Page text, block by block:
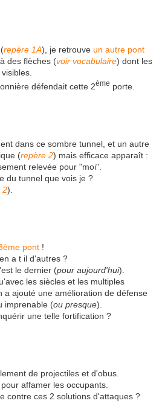
repère 1A), je retrouve un autre pont
des flèches (voir vocabulaire) dont les
défendait cette 2ème porte.
dans ce sombre tunnel, et un autre
(repère 2) mais efficace apparaît :
relevée pour "moi".
du tunnel que vois je ?
2).
pont !
a t il d'autres ?
le dernier (pour aujourd'hui).
les siècles et les multiples
a ajouté une amélioration de défense
imprenable (ou presque).
une telle fortification ?
de projectiles et d'obus.
affamer les occupants.
contre ces 2 solutions d'attaques ?